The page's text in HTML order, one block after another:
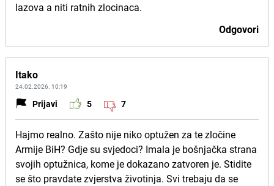
lazova a niti ratnih zlocinaca.
Odgovori
Itako
24.02.2026. 10:19
Prijavi 5 7
Hajmo realno. Zašto nije niko optužen za te zločine
Armije BiH? Gdje su svjedoci? Imala je bošnjačka strana
svojih optužnica, kome je dokazano zatvoren je. Stidite
se što pravdate zvjerstva životinja. Svi trebaju da se